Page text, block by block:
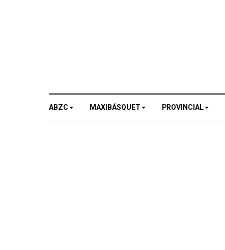
ABZC MAXIBÁSQUET PROVINCIAL